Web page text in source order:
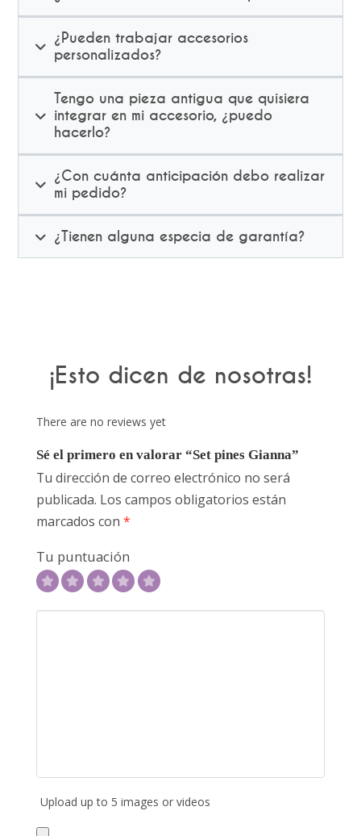
¿Pueden trabajar accesorios
personalizados?
Tengo una pieza antigua que quisiera
integrar en mi accesorio, ¿puedo
hacerlo?
¿Con cuánta anticipación debo realizar
mi pedido?
¿Tienen alguna especia de garantía?
¡Esto dicen de nosotras!
There are no reviews yet
Sé el primero en valorar “Set pines Gianna”
Tu dirección de correo electrónico no será
publicada. Los campos obligatorios están
marcados con *
Tu puntuación
Upload up to 5 images or videos